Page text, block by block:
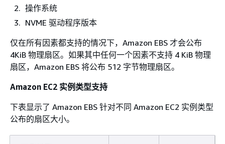
操作系统
NVME 驱动程序版本
仅在所有因素都支持的情况下，Amazon EBS 才会公布
4KiB 物理扇区。如果其中任何一个因素不支持 4 KiB 物理
扇区，Amazon EBS 将公布 512 字节物理扇区。
Amazon EC2 实例类型支持
下表显示了 Amazon EBS 针对不同 Amazon EC2 实例类型
公布的扇区大小。